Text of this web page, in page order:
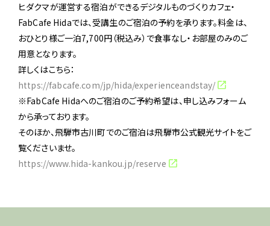
ヒダクマが運営する宿泊ができるデジタルものづくりカフェ・
FabCafe Hidaでは、受講生のご宿泊の予約を承ります。料金は、
おひとり様ご一泊7,700円（税込み）で食事なし・お部屋のみのご
用意となります。
詳しくはこちら：
https://fabcafe.com/jp/hida/experienceandstay/
※FabCafe Hidaへのご宿泊のご予約希望は、申し込みフォーム
から承っております。
そのほか、飛騨市古川町でのご宿泊は飛騨市公式観光サイトをご
覧くださいませ。
https://www.hida-kankou.jp/reserve